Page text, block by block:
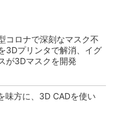
コロナで深刻なマスク不
3Dプリンタで解消、イグ
が3Dマスクを開発
味方に、3D CADを使い